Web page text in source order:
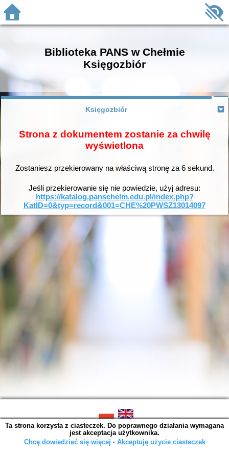
Biblioteka PANS w Chełmie
Księgozbiór
Księgozbiór
Strona z dokumentem zostanie za chwilę
wyświetlona
Zostaniesz przekierowany na właściwą stronę za 6sekund.
Jeśli przekierowanie się nie powiedzie, użyj adresu:
https://katalog.panschelm.edu.pl/index.php?
KatID=0&typ=record&001=CHE%20PWSZ13014097
SOWA OPAC v. 6.11.9 (2026-07-21)
Wygenerowano w 0,0027 s.
Ta strona korzysta z ciasteczek. Do poprawnego działania wymagana
jest akceptacja użytkownika.
Chcę dowiedzieć się więcej ∙ Akceptuję użycie ciasteczek